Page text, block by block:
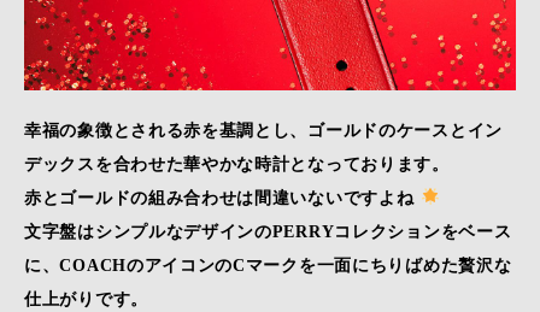
幸福の象徴とされる赤を基調とし、ゴールドのケースとイン
デックスを合わせた華やかな時計となっております。
赤とゴールドの組み合わせは間違いないですよね
文字盤はシンプルなデザインのPERRYコレクションをベース
に、COACHのアイコンのCマークを一面にちりばめた贅沢な
仕上がりです。